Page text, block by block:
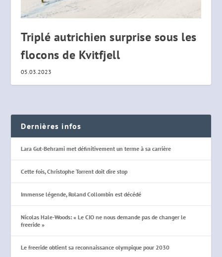
Triplé autrichien surprise sous les
flocons de Kvitfjell
05.03.2023
Dernières infos
Lara Gut-Behrami met définitivement un terme à sa carrière
Cette fois, Christophe Torrent doit dire stop
Immense légende, Roland Collombin est décédé
Nicolas Hale-Woods: « Le CIO ne nous demande pas de changer le
freeride »
Le freeride obtient sa reconnaissance olympique pour 2030